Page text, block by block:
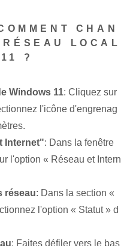
CHAN
LOCAL
?
Windows 11: Cliquez sur
l'icône d'engrenag
Internet": Dans la fenêtre
l'option « Réseau et Intern
réseau: Dans la section «
l'option « Statut » d
: Faites défiler vers le bas